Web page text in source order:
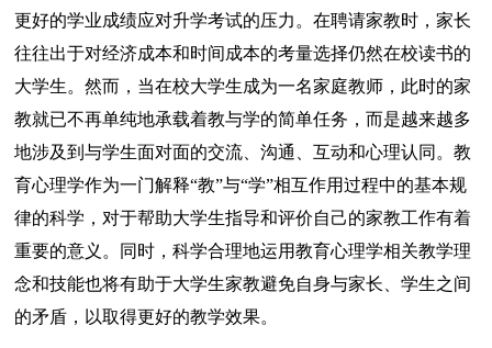
更好的学业成绩应对升学考试的压力。在聘请家教时，家长
往往出于对经济成本和时间成本的考量选择仍然在校读书的
大学生。然而，当在校大学生成为一名家庭教师，此时的家
教就已不再单纯地承载着教与学的简单任务，而是越来越多
地涉及到与学生面对面的交流、沟通、互动和心理认同。教
育心理学作为一门解释“教”与“学”相互作用过程中的基本规
律的科学，对于帮助大学生指导和评价自己的家教工作有着
重要的意义。同时，科学合理地运用教育心理学相关教学理
念和技能也将有助于大学生家教避免自身与家长、学生之间
的矛盾，以取得更好的教学效果。